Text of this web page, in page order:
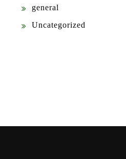
general
Uncategorized